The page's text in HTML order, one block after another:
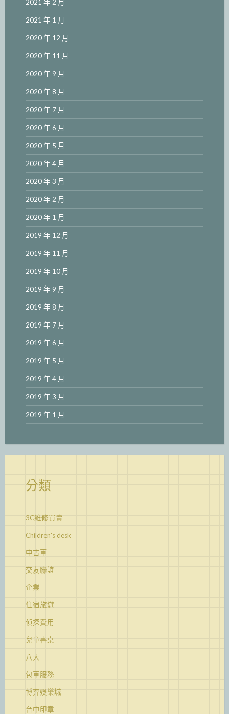
2021 年 2 月
2021 年 1 月
2020 年 12 月
2020 年 11 月
2020 年 9 月
2020 年 8 月
2020 年 7 月
2020 年 6 月
2020 年 5 月
2020 年 4 月
2020 年 3 月
2020 年 2 月
2020 年 1 月
2019 年 12 月
2019 年 11 月
2019 年 10 月
2019 年 9 月
2019 年 8 月
2019 年 7 月
2019 年 6 月
2019 年 5 月
2019 年 4 月
2019 年 3 月
2019 年 1 月
分類
3C維修買賣
Children's desk
中古車
交友聯誼
企業
住宿旅遊
偵探費用
兒童書桌
八大
包車服務
博弈娛樂城
台中印章